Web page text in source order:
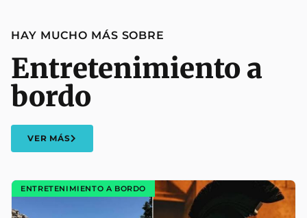
HAY MUCHO MÁS SOBRE
Entretenimiento a
bordo
VER MÁS
ENTRETENIMIENTO A BORDO